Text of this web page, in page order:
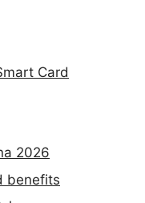
Card
2026
benefits